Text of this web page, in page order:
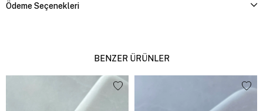
Ödeme Seçenekleri
BENZER ÜRÜNLER